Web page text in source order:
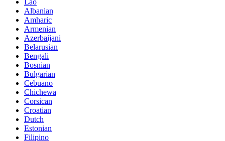
Albanian
Amharic
Armenian
Azerbaijani
Belarusian
Bengali
Bosnian
Bulgarian
Cebuano
Chichewa
Corsican
Croatian
Dutch
Estonian
Filipino